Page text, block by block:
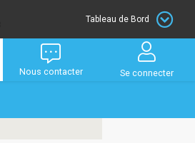
Tableau de Bord
Nous contacter Se connecter